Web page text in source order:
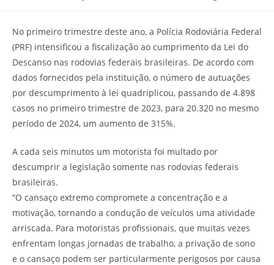
No primeiro trimestre deste ano, a Polícia Rodoviária Federal
(PRF) intensificou a fiscalização ao cumprimento da Lei do
Descanso nas rodovias federais brasileiras. De acordo com
dados fornecidos pela instituição, o número de autuações
por descumprimento à lei quadriplicou, passando de 4.898
casos no primeiro trimestre de 2023, para 20.320 no mesmo
período de 2024, um aumento de 315%.
A cada seis minutos um motorista foi multado por
descumprir a legislação somente nas rodovias federais
brasileiras.
“O cansaço extremo compromete a concentração e a
motivação, tornando a condução de veículos uma atividade
arriscada. Para motoristas profissionais, que muitas vezes
enfrentam longas jornadas de trabalho, a privação de sono
e o cansaço podem ser particularmente perigosos por causa